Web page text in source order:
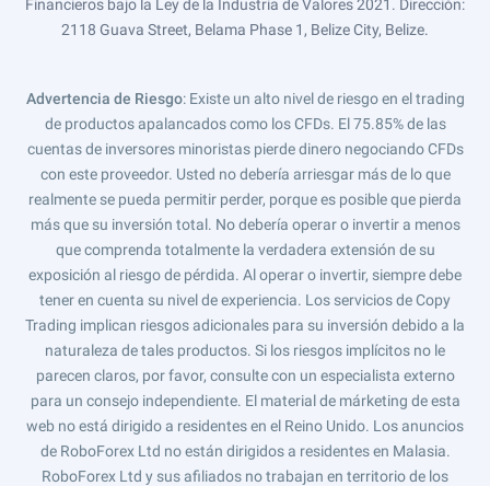
Financieros bajo la Ley de la Industria de Valores 2021. Dirección:
2118 Guava Street, Belama Phase 1, Belize City, Belize.
Advertencia de Riesgo: Existe un alto nivel de riesgo en el trading
de productos apalancados como los CFDs. El 75.85% de las
cuentas de inversores minoristas pierde dinero negociando CFDs
con este proveedor. Usted no debería arriesgar más de lo que
realmente se pueda permitir perder, porque es posible que pierda
más que su inversión total. No debería operar o invertir a menos
que comprenda totalmente la verdadera extensión de su
exposición al riesgo de pérdida. Al operar o invertir, siempre debe
tener en cuenta su nivel de experiencia. Los servicios de Copy
Trading implican riesgos adicionales para su inversión debido a la
naturaleza de tales productos. Si los riesgos implícitos no le
parecen claros, por favor, consulte con un especialista externo
para un consejo independiente. El material de márketing de esta
web no está dirigido a residentes en el Reino Unido. Los anuncios
de RoboForex Ltd no están dirigidos a residentes en Malasia.
RoboForex Ltd y sus afiliados no trabajan en territorio de los